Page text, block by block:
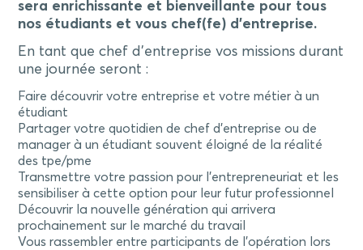
sera enrichissante et bienveillante pour tous
nos étudiants et vous chef(fe) d’entreprise.
En tant que chef d’entreprise vos missions durant
une journée seront :
Faire découvrir votre entreprise et votre métier à un
étudiant
Partager votre quotidien de chef d’entreprise ou de
manager à un étudiant souvent éloigné de la réalité
des tpe/pme
Transmettre votre passion pour l’entrepreneuriat et les
sensibiliser à cette option pour leur futur professionnel
Découvrir la nouvelle génération qui arrivera
prochainement sur le marché du travail
Vous rassembler entre participants de l’opération lors